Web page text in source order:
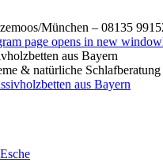
München – 08135
page opens in new window
aus Bayern
& natürliche